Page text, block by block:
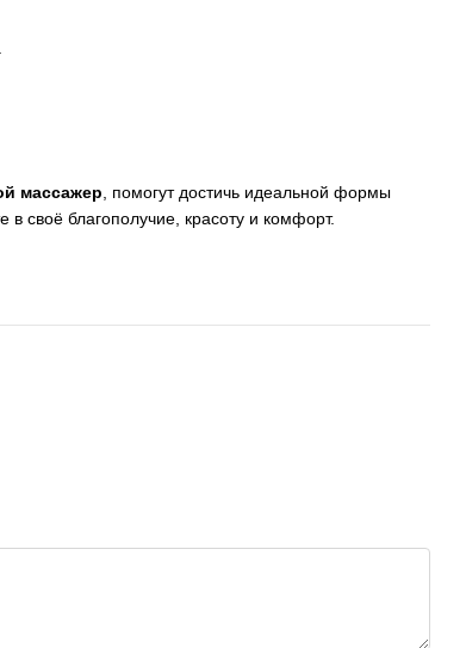
массажер, помогут достичь идеальной формы
своё благополучие, красоту и комфорт.